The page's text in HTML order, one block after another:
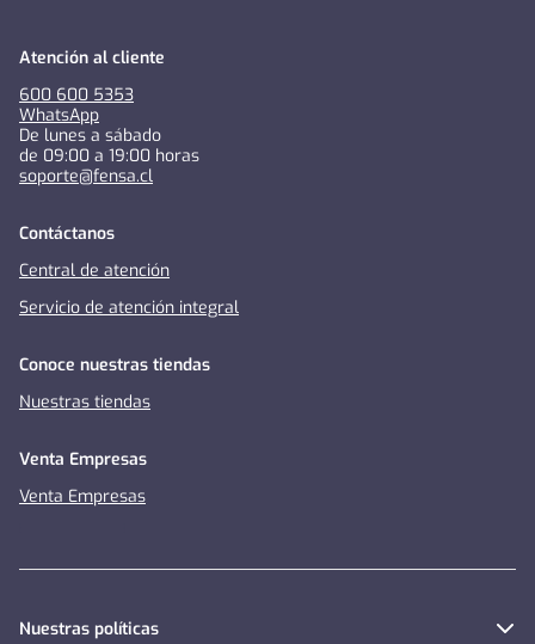
Atención al cliente
600 600 5353
WhatsApp
De lunes a sábado
de 09:00 a 19:00 horas
soporte@fensa.cl
Contáctanos
Central de atención
Servicio de atención integral
Conoce nuestras tiendas
Nuestras tiendas
Venta Empresas
Venta Empresas
Nuestras políticas